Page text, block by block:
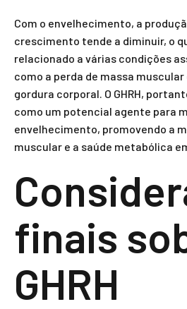
Com o envelhecimento, a
crescimento tende a diminuir, o
relacionado a várias condições
como a perda de massa
gordura corporal. O GHRH,
como um potencial agente para
envelhecimento, promovendo a
muscular e a saúde metabólica
finais
GHRH